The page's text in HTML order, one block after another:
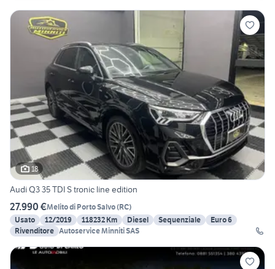
18
Audi Q3 35 TDI S tronic line edition
27.990 €Melito di Porto Salvo(RC)
Usato
12/2019 118232 Km Diesel Sequenziale
Euro 6
Rivenditore Autoservice Minniti SAS